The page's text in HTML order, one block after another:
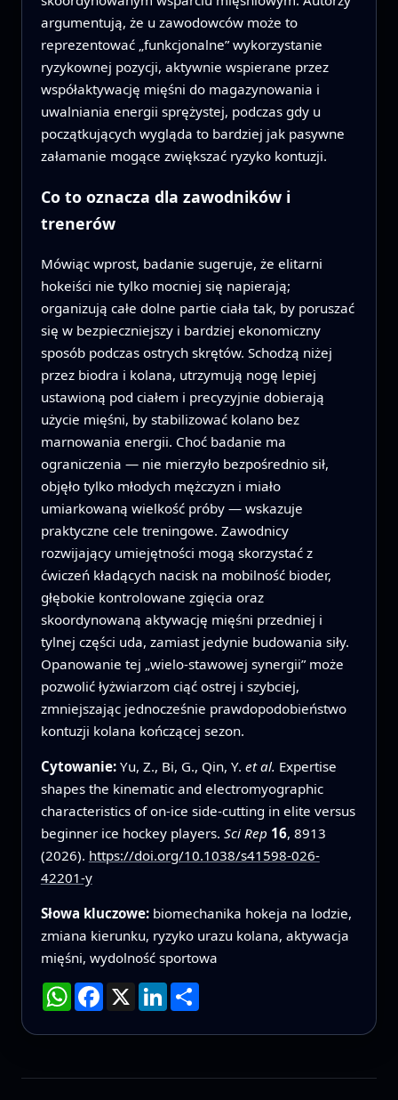
argumentują, że u zawodowców może to
reprezentować „funkcjonalne” wykorzystanie
ryzykownej pozycji, aktywnie wspierane przez
współaktywację mięśni do magazynowania i
uwalniania energii sprężystej, podczas gdy u
początkujących wygląda to bardziej jak pasywne
załamanie mogące zwiększać ryzyko kontuzji.
Co to oznacza dla zawodników i
trenerów
Mówiąc wprost, badanie sugeruje, że elitarni
hokeiści nie tylko mocniej się napierają;
organizują całe dolne partie ciała tak, by poruszać
się w bezpieczniejszy i bardziej ekonomiczny
sposób podczas ostrych skrętów. Schodzą niżej
przez biodra i kolana, utrzymują nogę lepiej
ustawioną pod ciałem i precyzyjnie dobierają
użycie mięśni, by stabilizować kolano bez
marnowania energii. Choć badanie ma
ograniczenia — nie mierzyło bezpośrednio sił,
objęło tylko młodych mężczyzn i miało
umiarkowaną wielkość próby — wskazuje
praktyczne cele treningowe. Zawodnicy
rozwijający umiejętności mogą skorzystać z
ćwiczeń kładących nacisk na mobilność bioder,
głębokie kontrolowane zgięcia oraz
skoordynowaną aktywację mięśni przedniej i
tylnej części uda, zamiast jedynie budowania siły.
Opanowanie tej „wielo-stawowej synergii” może
pozwolić łyżwiarzom ciąć ostrej i szybciej,
zmniejszając jednocześnie prawdopodobieństwo
kontuzji kolana kończącej sezon.
Cytowanie: Yu, Z., Bi, G., Qin, Y. et al. Expertise
shapes the kinematic and electromyographic
characteristics of on-ice side-cutting in elite versus
beginner ice hockey players. Sci Rep 16, 8913
(2026). https://doi.org/10.1038/s41598-026-
42201-y
Słowa kluczowe: biomechanika hokeja na lodzie,
zmiana kierunku, ryzyko urazu kolana, aktywacja
mięśni, wydolność sportowa
WhatsApp
Facebook
X LinkedInPodziel
się